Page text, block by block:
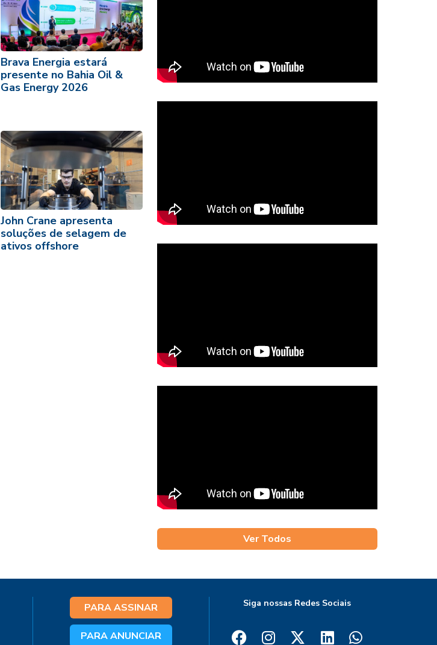
Brava Energia estará
presente no Bahia Oil &
Gas Energy 2026
John Crane apresenta
soluções de selagem de
ativos offshore
Ver Todos
PARA ASSINAR
PARA ANUNCIAR
Siga nossas Redes Sociais